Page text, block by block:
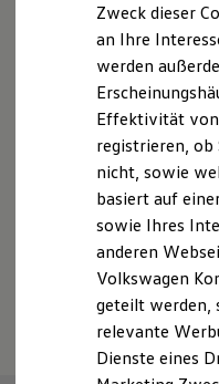
Laden
Laden
Laden
Batterie
Sicherheit
Garantie
Kosten und Kauf
E-Auto-
Software und
Die ID.
ID.
Digitale
Servicetermin
Serviceanfrage
Zweck dieser
an Ihre
werden
Effektivität von
registrieren, ob
nicht, sowie
basiert auf
sowie Ihres
anderen
Volkswagen
geteilt werden,
relevante
Dienste eines